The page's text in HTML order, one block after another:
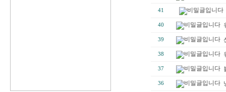
41
40
39
38
37
36